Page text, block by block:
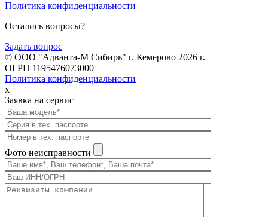
Политика конфиденциальности
Остались вопросы?
Задать вопрос
© ООО "Адванта-М Сибирь" г. Кемерово 2026 г.
ОГРН 1195476073000
Политика конфиденциальности
x
Заявка на сервис
Фото неисправности